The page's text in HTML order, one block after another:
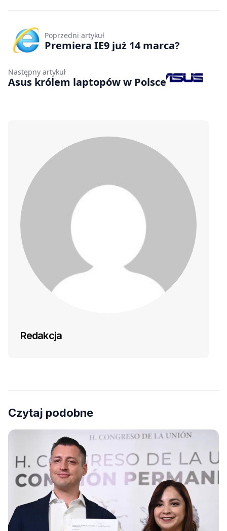
Poprzedni artykuł
Premiera IE9 już 14 marca?
Następny artykuł
Asus królem laptopów w Polsce
Redakcja
Czytaj podobne